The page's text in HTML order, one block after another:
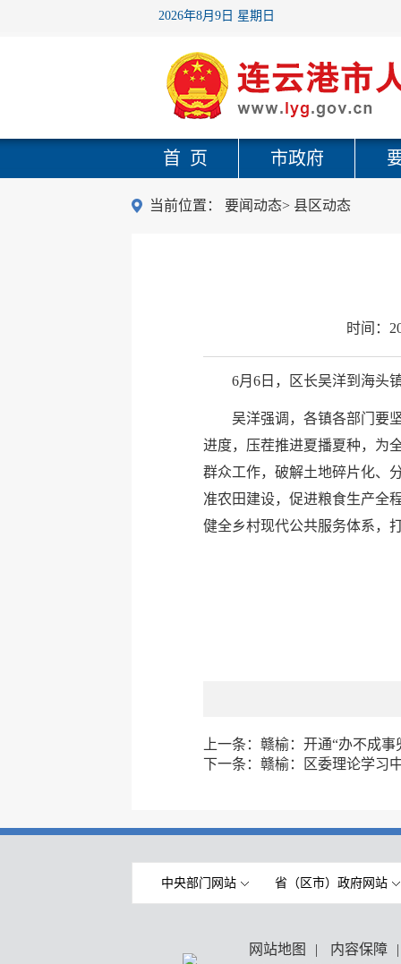
2026年8月9日 星期日
首 页 市政府
当前位置： 要闻动态> 县区动态
时间：
6月6日，区长吴洋到海头
吴洋强调，各镇各部门要
进度，压茬推进夏播夏种，为
群众工作，破解土地碎片化、
准农田建设，促进粮食生产全
健全乡村现代公共服务体系，
上一条： 赣榆：开通“办不成事
下一条： 赣榆：区委理论学习
中央部门网站 省（区市）政府网站
网站地图 | 内容保障 |